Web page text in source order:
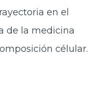
en el
de la medicina
célular.